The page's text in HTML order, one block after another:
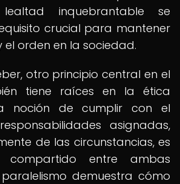
inquebrantable se
crucial para mantener
orden en la sociedad.
otro principio central en el
tiene raíces en la ética
noción de cumplir con el
asignadas,
de las circunstancias, es
compartido entre ambas
paralelismo demuestra cómo